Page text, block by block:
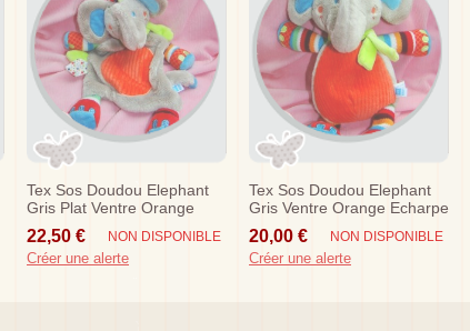
Tex Sos Doudou Elephant
Gris Plat Ventre Orange
Echarpe
22,50 € NON DISPONIBLE
Créer une alerte
Tex Sos Doudou Elephant
Gris Ventre Orange Echarpe
20,00 € NON DISPONIBLE
Créer une alerte